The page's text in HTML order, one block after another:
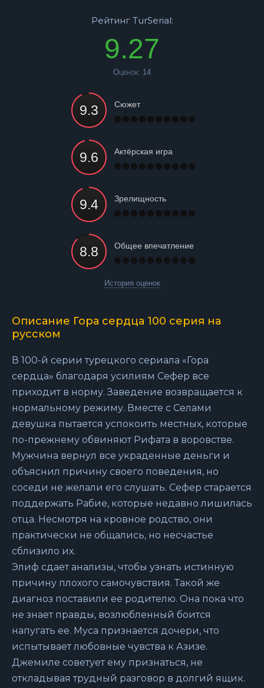
Рейтинг TurSerial:
9.27
Оценок: 14
Сюжет
Актёрская игра
Зрелищность
Общее впечатление
История оценок
Описание Гора сердца 100 серия на
русском
В 100-й серии турецкого сериала «Гора
сердца» благодаря усилиям Сефер все
приходит в норму. Заведение возвращается к
нормальному режиму. Вместе с Селами
девушка пытается успокоить местных, которые
по-прежнему обвиняют Рифата в воровстве.
Мужчина вернул все украденные деньги и
объяснил причину своего поведения, но
соседи не желали его слушать. Сефер старается
поддержать Рабие, которые недавно лишилась
отца. Несмотря на кровное родство, они
практически не общались, но несчастье
сблизило их.
Элиф сдает анализы, чтобы узнать истинную
причину плохого самочувствия. Такой же
диагноз поставили ее родителю. Она пока что
не знает правды, возлюбленный боится
напугать ее. Муса признается дочери, что
испытывает любовные чувства к Азизе.
Джемиле советует ему признаться, не
откладывая трудный разговор в долгий ящик.